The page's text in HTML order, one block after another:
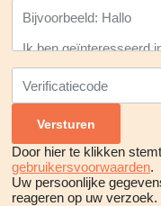
Door hier te klikken
gebruikersvoorwaarden.
Uw persoonlijke
reageren op uw verzoek.